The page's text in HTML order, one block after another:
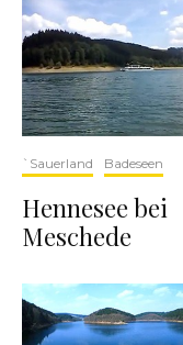
`Sauerland Badeseen
Hennesee bei
Meschede